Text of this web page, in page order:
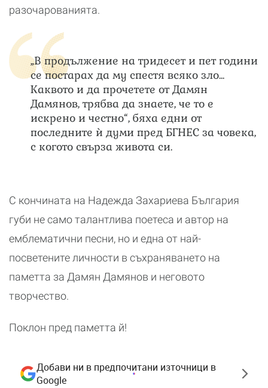
разочарованията.
„В продължение на тридесет и пет години
се постарах да му спестя всяко зло...
Каквото и да прочетете от Дамян
Дамянов, трябва да знаете, че то е
искрено и честно“, бяха едни от
последните ѝ думи пред БГНЕС за човека,
с когото свърза живота си.
С кончината на Надежда Захариева България
губи не само талантлива поетеса и автор на
емблематични песни, но и една от най-
посветените личности в съхраняването на
паметта за Дамян Дамянов и неговото
творчество.
Поклон пред паметта й!
Добави ни в предпочитани източници в
Google